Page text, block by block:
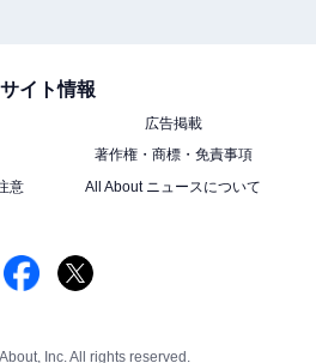
サイト情報
広告掲載
著作権・商標・免責事項
意
All About ニュースについて
Inc. All rights reserved.